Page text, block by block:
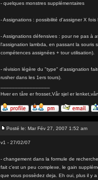
- quelques monstres supplémentaires
- Assignations : possibilité d'assigner X
- Assignations défensives : pour ne pas à
l'assignation lambda, en passant la souris
compétences assignées + tour utilisation).
- révision légère du "type" d'assignation
rusher dans les 1ers tours).
Hver en tåre er frosset,Vår sjel er
Posté le: Mar Fév 27, 2007 1:52 am
v1 - 27/02/07
- changement dans la formule de
fait c'est un peu complexe, le gain
que vous possèdez deja. Eh oui, plus il y